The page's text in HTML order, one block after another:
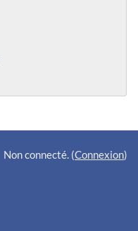
Non connecté. (Connexion)